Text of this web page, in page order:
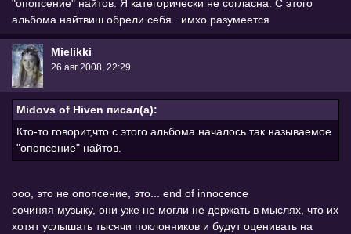
"опопсение" найтов. Я категорически не согласна. С этого
альбома найтвиш обрели себя...имхо разумеется
Mielikki
26 авг 2008, 22:29
Midovs of Hiven писал(а):
Кто-то говорит,что с этого альбома началось так называемое
"опопсение" найтов.
ооо, это не опопсение, это... end of innocence
сочиняя музыку, они уже не могли не держать в мыслях, что их
хотят услышать тысячи поклонников и будут оценивать на